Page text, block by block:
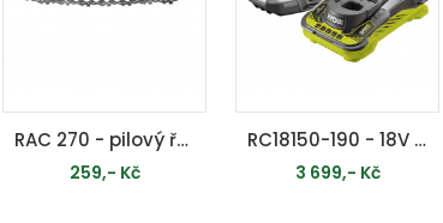
RAC 270 - pilový řetěz 3/8" 1,1 mm ( lišta 8" ) 33 článků
259,- Kč
RC18150-190 - 18V One+ 9,0 Ah Li-Ion akumulátor a nabíječka
3 699,- Kč